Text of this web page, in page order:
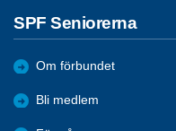
SPF Seniorerna
Om förbundet
Bli medlem